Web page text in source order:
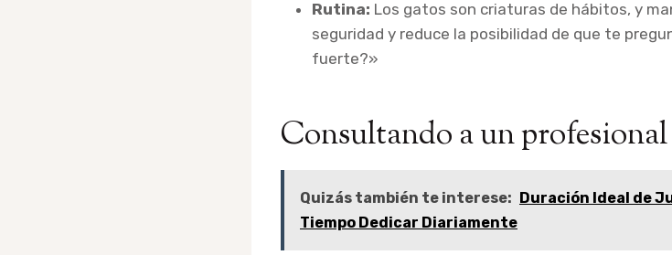
Rutina: Los gatos son criaturas de hábitos, y
seguridad y reduce la posibilidad de que te
fuerte?»
Consultando a un profesional
Quizás también te interese:
Duración Ideal de
Tiempo Dedicar Diariamente